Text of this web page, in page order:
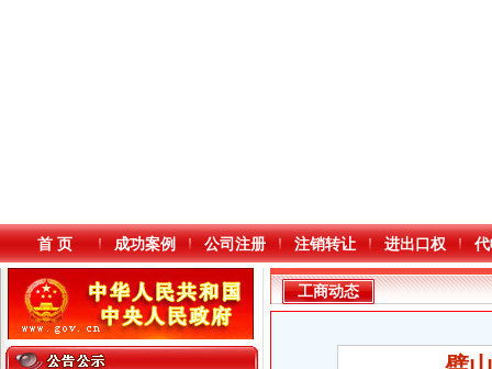
首 页 成功案例 公司注册 注销转让 进出口权
工商动态